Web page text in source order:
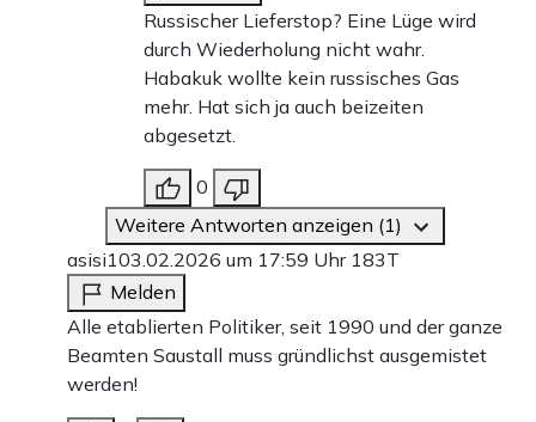
Russischer Lieferstop? Eine Lüge wird
durch Wiederholung nicht wahr.
Habakuk wollte kein russisches Gas
mehr. Hat sich ja auch beizeiten
abgesetzt.
0
Weitere Antworten anzeigen (1)
asisi103.02.2026 um 17:59 Uhr 183T
Melden
Alle etablierten Politiker, seit 1990 und der ganze
Beamten Saustall muss gründlichst ausgemistet
werden!